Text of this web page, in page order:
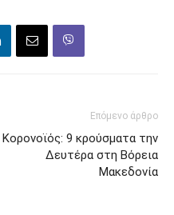
Επόμενο άρθρο
Κορονοϊός: 9 κρούσματα την
Δευτέρα στη Βόρεια
Μακεδονία